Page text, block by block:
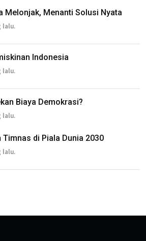
Melonjak, Menanti Solusi Nyata
lalu.
Indonesia
lalu.
Biaya Demokrasi?
lalu.
di Piala Dunia 2030
lalu.